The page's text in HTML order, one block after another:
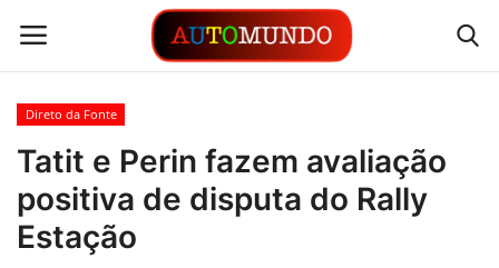
Login
Contato
Links
Direto da Fonte
Tatit e Perin fazem avaliação
positiva de disputa do Rally
Estação